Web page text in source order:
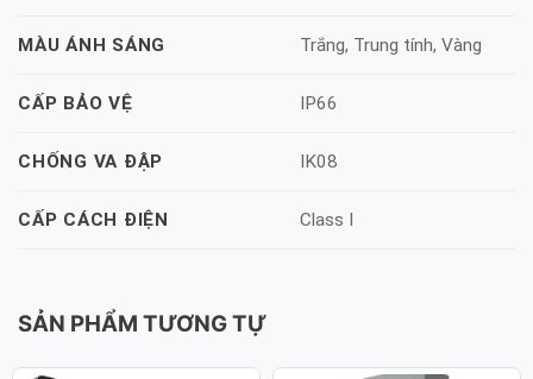
MÀU ÁNH SÁNG Trắng, Trung tính, Vàng
CẤP BẢO VỆ IP66
CHỐNG VA ĐẬP IK08
CẤP CÁCH ĐIỆN Class I
SẢN PHẨM TƯƠNG TỰ